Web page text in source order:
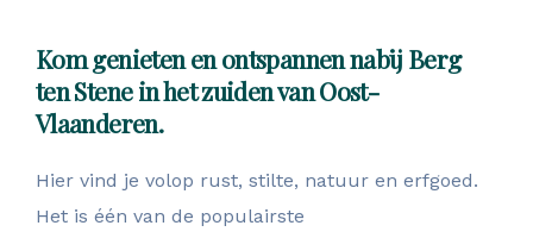
Kom genieten en ontspannen nabij Berg
ten Stene in het zuiden van Oost-
Vlaanderen.
Hier vind je volop rust, stilte, natuur en erfgoed.
Het is één van de populairste